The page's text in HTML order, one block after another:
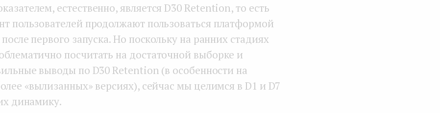
естественно, является D30 Retention, то есть
пользователей продолжают пользоваться платформой
первого запуска. Но поскольку на ранних стадиях
посчитать на достаточной выборке и
выводы по D30 Retention (в особенности на
«вылизанных» версиях), сейчас мы целимся в D1 и D7
динамику.